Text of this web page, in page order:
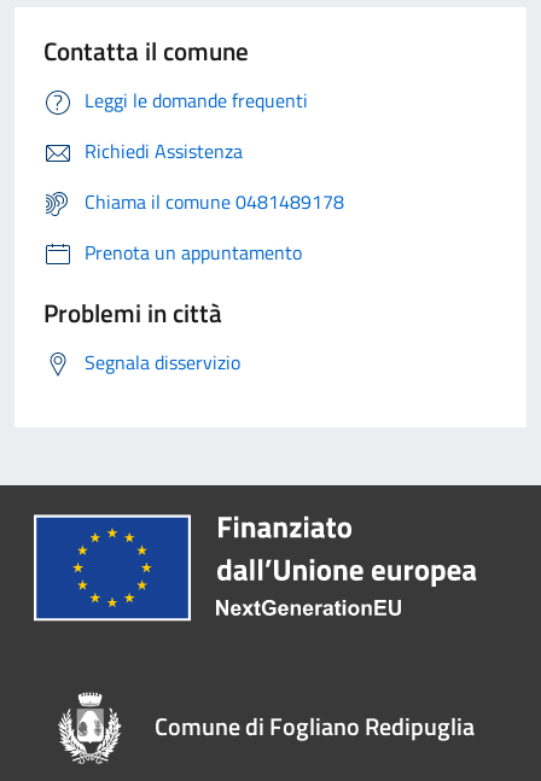
Contatta il comune
Leggi le domande frequenti
Richiedi Assistenza
Chiama il comune 0481489178
Prenota un appuntamento
Problemi in città
Segnala disservizio
Comune di Fogliano Redipuglia